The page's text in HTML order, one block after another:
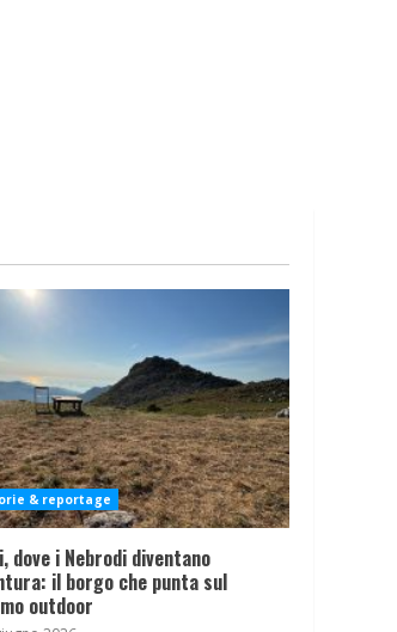
& reportage
dove i Nebrodi diventano
il borgo che punta sul
outdoor